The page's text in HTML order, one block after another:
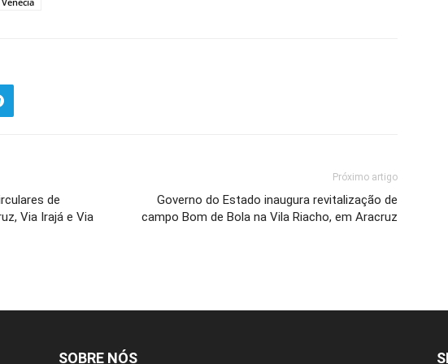
de
Via Irajá e Via
Próximo artigo
Governo do Estado inaugura revitalização de
campo Bom de Bola na Vila Riacho, em Aracruz
SOBRE NÓS